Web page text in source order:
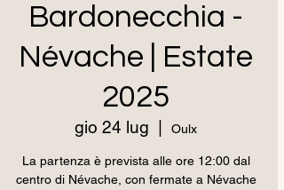
Bardonecchia -
Névache | Estate
2025
gio 24 lug Oulx
La partenza è prevista alle ore 12:00 dal
centro di Névache, con fermate a Névache